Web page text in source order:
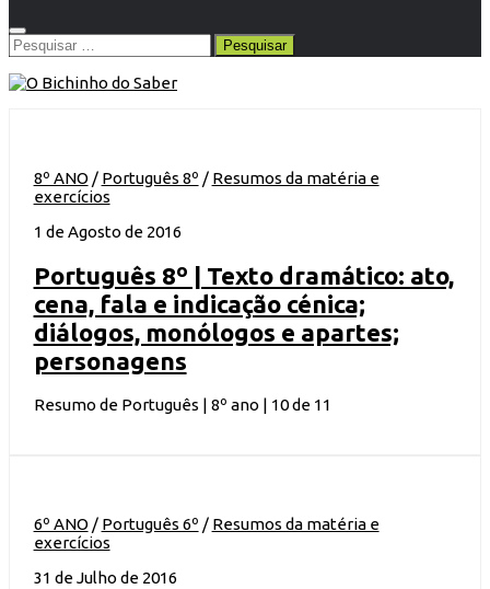
Pesquisar
por:
8º ANO / Português 8º / Resumos da matéria e
exercícios
1 de Agosto de 2016
Português 8º | Texto dramático: ato,
cena, fala e indicação cénica;
diálogos, monólogos e apartes;
personagens
Resumo de Português | 8º ano | 10 de 11
6º ANO / Português 6º / Resumos da matéria e
exercícios
31 de Julho de 2016